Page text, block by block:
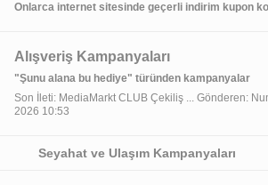
Onlarca internet sitesinde geçerli indirim kupon
Alışveriş Kampanyaları
"Şunu alana bu hediye" türünden kampanyalar
Son İleti: MediaMarkt CLUB Çekiliş ... Gönderen:
2026 10:53
Seyahat ve Ulaşım Kampanyaları